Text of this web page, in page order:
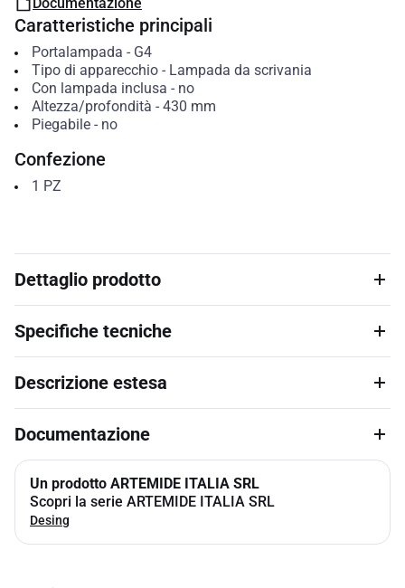
Caratteristiche principali
Portalampada - G4
Tipo di apparecchio- Lampada da scrivania
Con lampada inclusa - no
Altezza/profondità - 430 mm
Piegabile- no
Confezione
1 PZ
Dettaglio prodotto
Specifiche tecniche
Descrizione estesa
Documentazione
Un prodotto ARTEMIDE ITALIA SRL
Scopri la serie ARTEMIDE ITALIA SRL
Desing